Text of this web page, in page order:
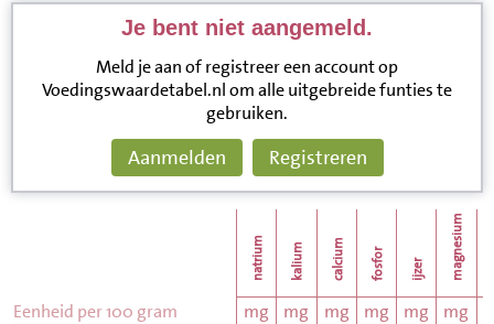
Je bent niet aangemeld.
Meld je aan of registreer een account op
Voedingswaardetabel.nl om alle uitgebreide funties te
gebruiken.
Aanmelden Registreren
natrium kalium calcium fosfor ijzer magnesium
Eenheid per 100 gram mg mg mg mg mg mg